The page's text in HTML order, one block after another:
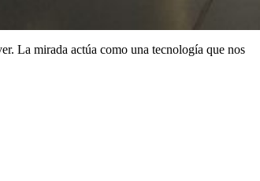
La mirada actúa como una tecnología que nos